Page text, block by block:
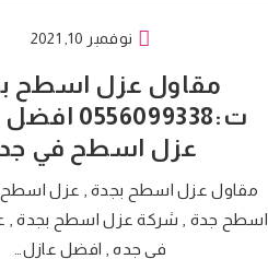
نوفمبر 10, 2021
مقاول عزل اسطح
عزل اسطح في
مقاول عزل اسطح بجدة , عزل اسطح
اسطح جدة , شركة عزل اسطح بجدة ,
في جده , افضل عازل…